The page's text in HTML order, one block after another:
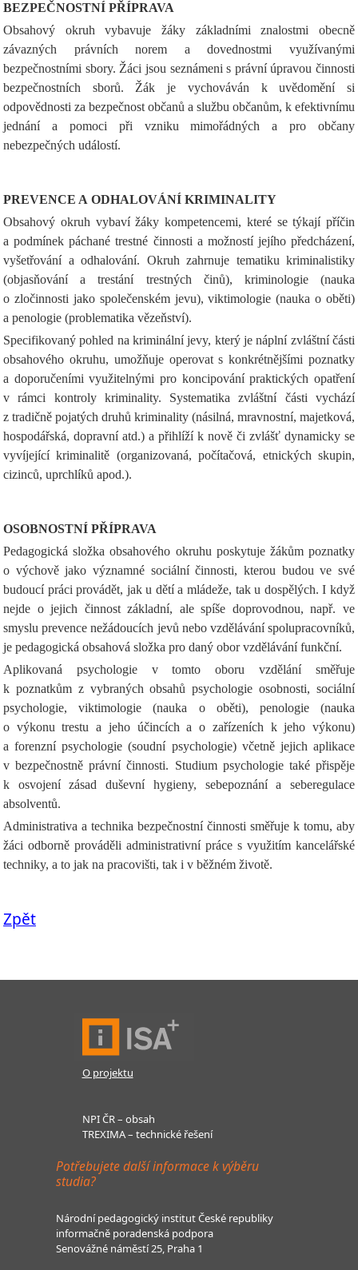
BEZPEČNOSTNÍ PŘÍPRAVA
Obsahový okruh vybavuje žáky základními znalostmi obecně
závazných právních norem a dovednostmi využívanými
bezpečnostními sbory. Žáci jsou seznámeni s právní úpravou činnosti
bezpečnostních sborů. Žák je vychováván k uvědomění si
odpovědnosti za bezpečnost občanů a službu občanům, k efektivnímu
jednání a pomoci při vzniku mimořádných a pro občany
nebezpečných událostí.
PREVENCE A ODHALOVÁNÍ KRIMINALITY
Obsahový okruh vybaví žáky kompetencemi, které se týkají příčin
a podmínek páchané trestné činnosti a možností jejího předcházení,
vyšetřování a odhalování. Okruh zahrnuje tematiku kriminalistiky
(objasňování a trestání trestných činů), kriminologie (nauka
o zločinnosti jako společenském jevu), viktimologie (nauka o oběti)
a penologie (problematika vězeňství).
Specifikovaný pohled na kriminální jevy, který je náplní zvláštní části
obsahového okruhu, umožňuje operovat s konkrétnějšími poznatky
a doporučeními využitelnými pro koncipování praktických opatření
v rámci kontroly kriminality. Systematika zvláštní části vychází
z tradičně pojatých druhů kriminality (násilná, mravnostní, majetková,
hospodářská, dopravní atd.) a přihlíží k nově či zvlášť dynamicky se
vyvíjející kriminalitě (organizovaná, počítačová, etnických skupin,
cizinců, uprchlíků apod.).
OSOBNOSTNÍ PŘÍPRAVA
Pedagogická složka obsahového okruhu poskytuje žákům poznatky
o výchově jako významné sociální činnosti, kterou budou ve své
budoucí práci provádět, jak u dětí a mládeže, tak u dospělých. I když
nejde o jejich činnost základní, ale spíše doprovodnou, např. ve
smyslu prevence nežádoucích jevů nebo vzdělávání spolupracovníků,
je pedagogická obsahová složka pro daný obor vzdělávání funkční.
Aplikovaná psychologie v tomto oboru vzdělání směřuje
k poznatkům z vybraných obsahů psychologie osobnosti, sociální
psychologie, viktimologie (nauka o oběti), penologie (nauka
o výkonu trestu a jeho účincích a o zařízeních k jeho výkonu)
a forenzní psychologie (soudní psychologie) včetně jejich aplikace
v bezpečnostně právní činnosti. Studium psychologie také přispěje
k osvojení zásad duševní hygieny, sebepoznání a seberegulace
absolventů.
Administrativa a technika bezpečnostní činnosti směřuje k tomu, aby
žáci odborně prováděli administrativní práce s využitím kancelářské
techniky, a to jak na pracovišti, tak i v běžném životě.
Zpět
O projektu
NPI ČR – obsah
TREXIMA – technické řešení
Potřebujete další informace k výběru
studia?
Národní pedagogický institut České republiky
informačně poradenská podpora
Senovážné náměstí 25, Praha 1